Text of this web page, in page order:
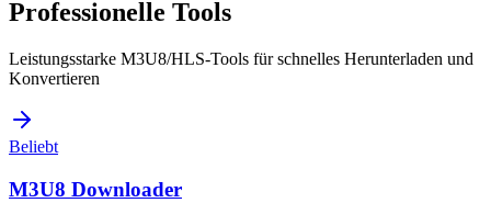
Professionelle Tools
Leistungsstarke M3U8/HLS‑Tools für schnelles Herunterladen und
Konvertieren
Beliebt
M3U8 Downloader